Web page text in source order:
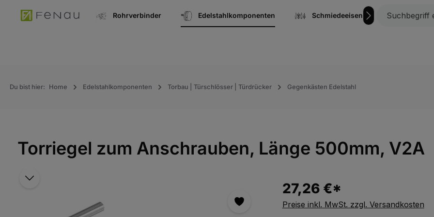
Zur Hauptnavigation springen
Rohrverbinder Edelstahlkomponenten Schmiedeeisen
Du bist hier: Home Edelstahlkomponenten Torbau | Türschlösser | Türdrücker Gegenkästen Edelstahl
Torriegel zum Anschrauben, Länge 500mm, V2A
Bildergalerie überspringen 27,26 €*
Preise inkl. MwSt. zzgl. Versandkosten